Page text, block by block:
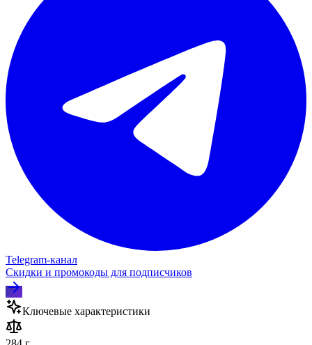
Telegram‑канал
Скидки и промокоды для подписчиков
Ключевые характеристики